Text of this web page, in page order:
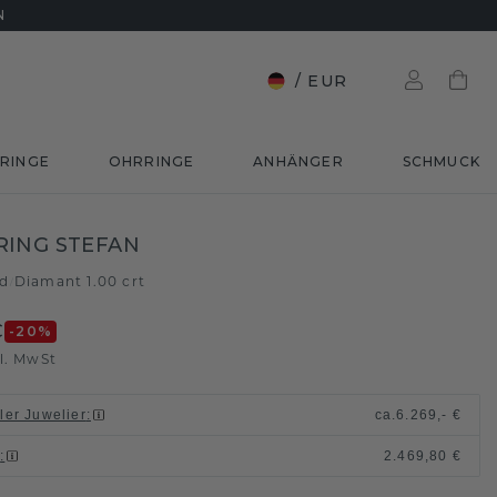
/ EUR
OHRRINGE ANHÄNGER SCHMUCK
STEFAN
Diamant 1.00 crt
-20 %
MwSt
Juwelier: ca.6.269,- €
: 2.469,80 €